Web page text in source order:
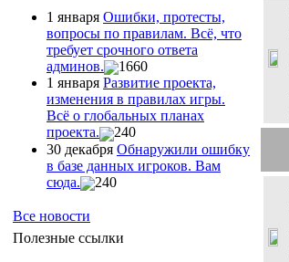
1 января Ошибки, протесты,
вопросы по правилам. Всё, что
требует срочного ответа
админов.
1660
1 января Развитие проекта,
изменения в правилах игры.
Всё о глобальных планах
проекта.
240
30 декабря Обнаружили ошибку
в базе данных игроков. Вам
сюда.
240
Все новости
Полезные ссылки